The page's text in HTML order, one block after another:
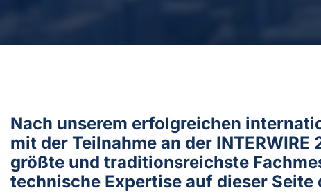
Nach unserem erfolgreichen
mit der Teilnahme an der
größte und traditionsreichste
technische Expertise auf dieser